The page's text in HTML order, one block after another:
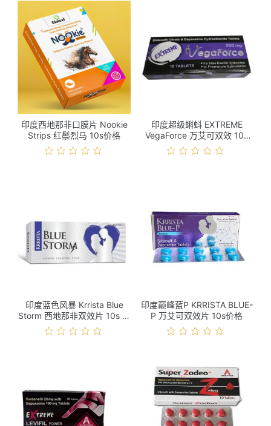
印度西地那非口膜片 Nookie
Strips 红鬃烈马 10s价格
印度超级蝌蚪 EXTREME
VegaForce 万艾可双效 10s
价格
印度蓝色风暴 Krrista Blue
Storm 西地那非双效片 10s 价
格
印度巅峰蓝P KRRISTA BLUE-
P 万艾可双效片 10s价格